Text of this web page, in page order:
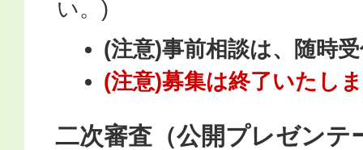
い。)
(注意)事前相談は、随時
(注意)募集は終了いたし
二次審査（公開プレゼンテ